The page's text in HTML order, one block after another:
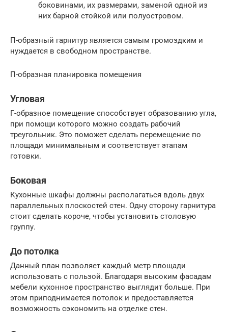
боковинами, их размерами, заменой одной из
них барной стойкой или полуостровом.
П-образный гарнитур является самым громоздким и
нуждается в свободном пространстве.
П-образная планировка помещения
Угловая
Г-образное помещение способствует образованию угла,
при помощи которого можно создать рабочий
треугольник. Это поможет сделать перемещение по
площади минимальным и соответствует этапам
готовки.
Боковая
Кухонные шкафы должны располагаться вдоль двух
параллельных плоскостей стен. Одну сторону гарнитура
стоит сделать короче, чтобы установить столовую
группу.
До потолка
Данный план позволяет каждый метр площади
использовать с пользой. Благодаря высоким фасадам
мебели кухонное пространство выглядит больше. При
этом приподнимается потолок и предоставляется
возможность сэкономить на отделке стен.